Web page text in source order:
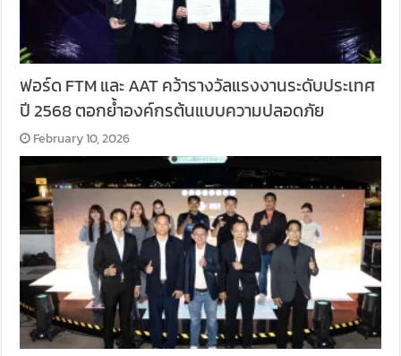
ฟอร์ด FTM และ AAT คว้ารางวัลแรงงานระดับประเทศ
ปี 2568 ตอกย้ำองค์กรต้นแบบความปลอดภัย
February 10, 2026